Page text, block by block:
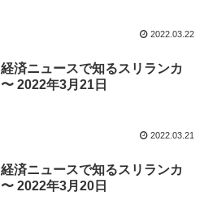
2022.03.22
経済ニュースで知るスリランカ
〜 2022年3月21日
2022.03.21
経済ニュースで知るスリランカ
〜 2022年3月20日